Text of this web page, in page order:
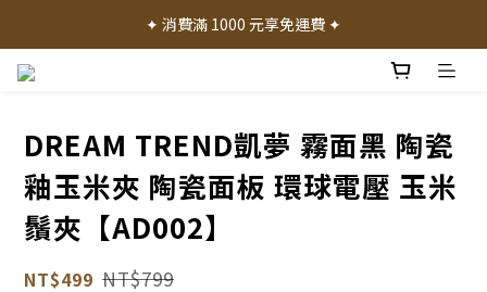
✦ 加入會員就送 50 元購物禮金 ✦
✦ 消費滿 1000 元享免運費 ✦
DREAM TREND凱夢 霧面黑 陶瓷
釉玉米夾 陶瓷面板 環球電壓 玉米
鬚夾【AD002】
NT$499 NT$799